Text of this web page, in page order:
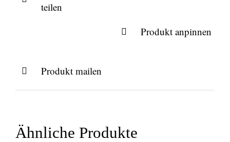
teilen
Produkt anpinnen
Produkt mailen
Ähnliche Produkte